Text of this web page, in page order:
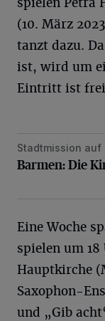
(10. März
tanzt dazu.
ist, wird um
Eintritt ist
Barmen: Die
Stadtmission auf
Barmen: Die
Eine Woche
spielen um
Hauptkirche
Saxophon-
und „Gib